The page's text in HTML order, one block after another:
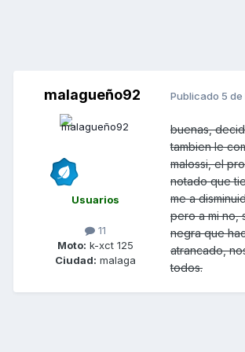
malagueño92
Usuarios
11
Moto: k-xct 125
Ciudad: malaga
Publicado 5
buenas,
tambien le
malossi, el
notado que
me a
pero a mi no,
negra que
atrancado,
todos.